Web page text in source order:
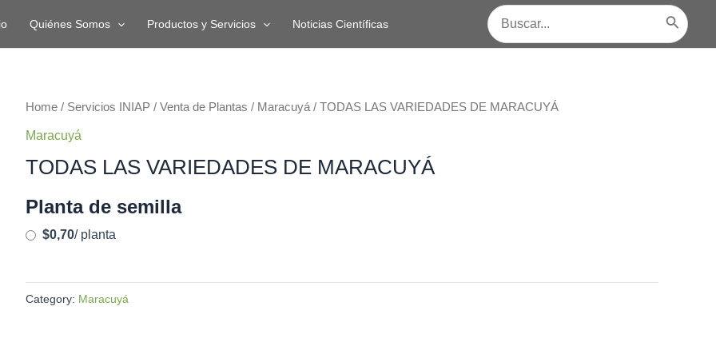
Quiénes Somos Productos y Servicios Noticias Científicas
Buscar
por:
Home / Servicios INIAP / Venta de Plantas / Maracuyá / TODAS LAS VARIEDADES DE MARACUYÁ
Maracuyá
TODAS LAS VARIEDADES DE MARACUYÁ
Planta de semilla
$0,70/ planta
TODAS
DE
quantity
Category: Maracuyá